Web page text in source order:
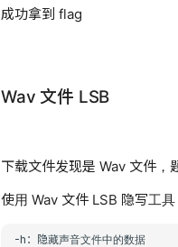
成功拿到 flag
Wav 文件 LSB
下载文件发现是 Wav 文件，
使用 Wav 文件 LSB 隐写工